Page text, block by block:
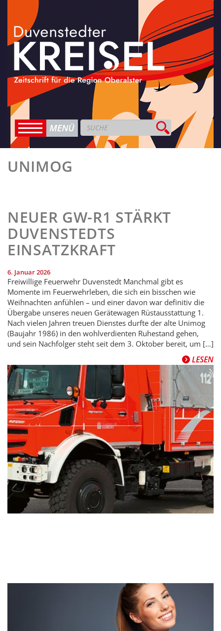
UNIMOG
NEUER GW-R1 STÄRKT
DUVENSTEDTS
EINSATZKRAFT
6. Januar 2026
Freiwillige Feuerwehr Duvenstedt Manchmal gibt es
Momente im Feuerwehrleben, die sich ein bisschen wie
Weihnachten anfühlen – und einer davon war definitiv die
Übergabe unseres neuen Gerätewagen Rüst­ausstattung 1.
Nach vielen Jahren treuen Dienstes durfte der alte Unimog
(Baujahr 1986) in den wohlverdienten Ruhestand gehen,
und sein Nachfolger steht seit dem 3. Oktober bereit, um […]
LESEN